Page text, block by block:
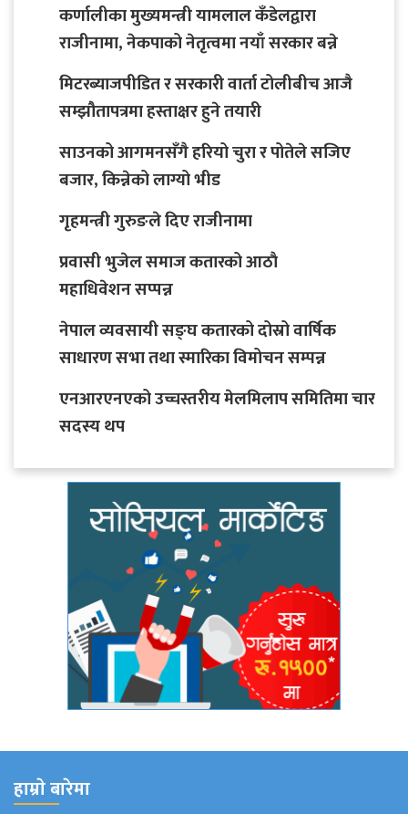
कर्णालीका मुख्यमन्त्री यामलाल कँडेलद्वारा
राजीनामा, नेकपाको नेतृत्वमा नयाँ सरकार बन्ने
मिटरब्याजपीडित र सरकारी वार्ता टोलीबीच आजै
सम्झौतापत्रमा हस्ताक्षर हुने तयारी
साउनको आगमनसँगै हरियो चुरा र पोतेले सजिए
बजार, किन्नेको लाग्यो भीड
गृहमन्त्री गुरुङले दिए राजीनामा
प्रवासी भुजेल समाज कतारको आठाै
महाधिवेशन सप्पन्न
नेपाल व्यवसायी सङ्घ कतारको दोस्रो वार्षिक
साधारण सभा तथा स्मारिका विमोचन सम्पन्न
एनआरएनएको उच्चस्तरीय मेलमिलाप समितिमा चार
सदस्य थप
हाम्राे बारेमा